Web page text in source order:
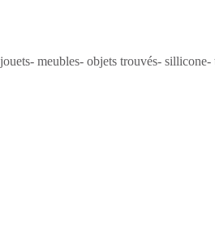
meubles- objets trouvés- sillicone-